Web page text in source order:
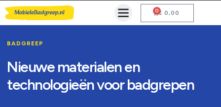
€ 0,00
0
BADGREEP
Nieuwe materialen en
technologieën voor badgrepen